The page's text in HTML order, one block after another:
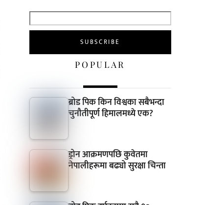
POPULAR
ब्रोड पिक किन विश्वका सबैभन्दा
चुनौतीपूर्ण हिमालमध्ये एक?
ड्रोन आक्रमणपछि कुवेतमा
नेपालीहरूमा बढ्यो सुरक्षा चिन्ता